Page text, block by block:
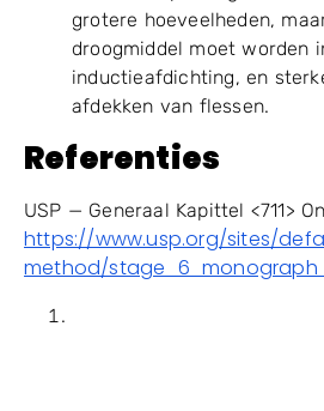
grotere hoeveelheden,
droogmiddel moet worden
inductieafdichting, en
afdekken van flessen.
Referenties
USP — Generaal Kapittel <711>
https://www.usp.org/sites/
method/